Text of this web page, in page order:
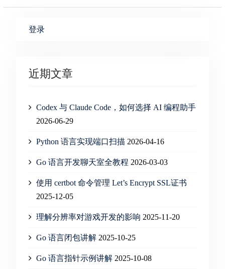
登录
近期文章
Codex 与 Claude Code，如何选择 AI 编程助手
2026-06-29
Python 语言实现端口扫描 2026-04-16
Go 语言开发聊天室全教程 2026-03-03
使用 certbot 命令管理 Let’s Encrypt SSL证书
2025-12-05
理解分辨率对游戏开发的影响 2025-11-20
Go 语言闭包讲解 2025-10-25
Go 语言指针示例讲解 2025-10-08